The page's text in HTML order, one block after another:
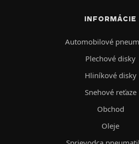
INFORMÁCIE
Automobilové
Plechové disky
Hliníkové disky
Snehové reťaze
Obchod
Oleje